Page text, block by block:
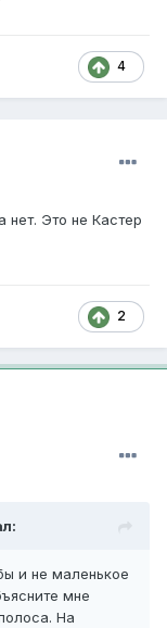
4
нет. Это не Кастер
2
и не маленькое
мне
На